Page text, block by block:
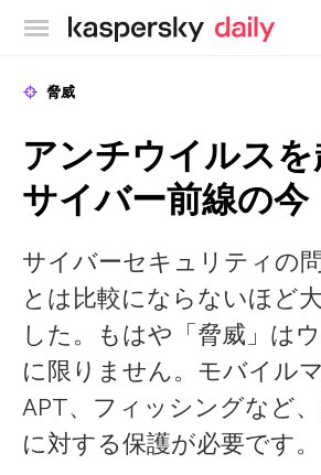
カスペルスキ
脅威
アンチウイルスを
サイバー前線の今
サイバーセキュリティの
とは比較にならないほど
した。もはや「脅威」は
に限りません。モバイル
APT、フィッシングなど
に対する保護が必要です。